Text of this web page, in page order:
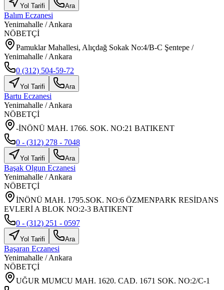
Yol Tarifi Ara
Balım Eczanesi
Yenimahalle /Ankara
NÖBETÇİ
Pamuklar Mahallesi, Alıçdağ Sokak No:4/B-C Şentepe /
Yenimahalle / Ankara
0 (312) 504-59-72
Yol Tarifi Ara
Bartu Eczanesi
Yenimahalle /Ankara
NÖBETÇİ
-İNÖNÜ MAH. 1766. SOK. NO:21 BATIKENT
0 - (312) 278 - 7048
Yol Tarifi Ara
Başak Olgun Eczanesi
Yenimahalle /Ankara
NÖBETÇİ
İNÖNÜ MAH. 1795.SOK. NO:6 ÖZMENPARK RESİDANS
EVLERİ A BLOK NO:2-3 BATIKENT
0 - (312) 251 - 0597
Yol Tarifi Ara
Başaran Eczanesi
Yenimahalle /Ankara
NÖBETÇİ
UĞUR MUMCU MAH. 1620. CAD. 1671 SOK. NO:2/C-1